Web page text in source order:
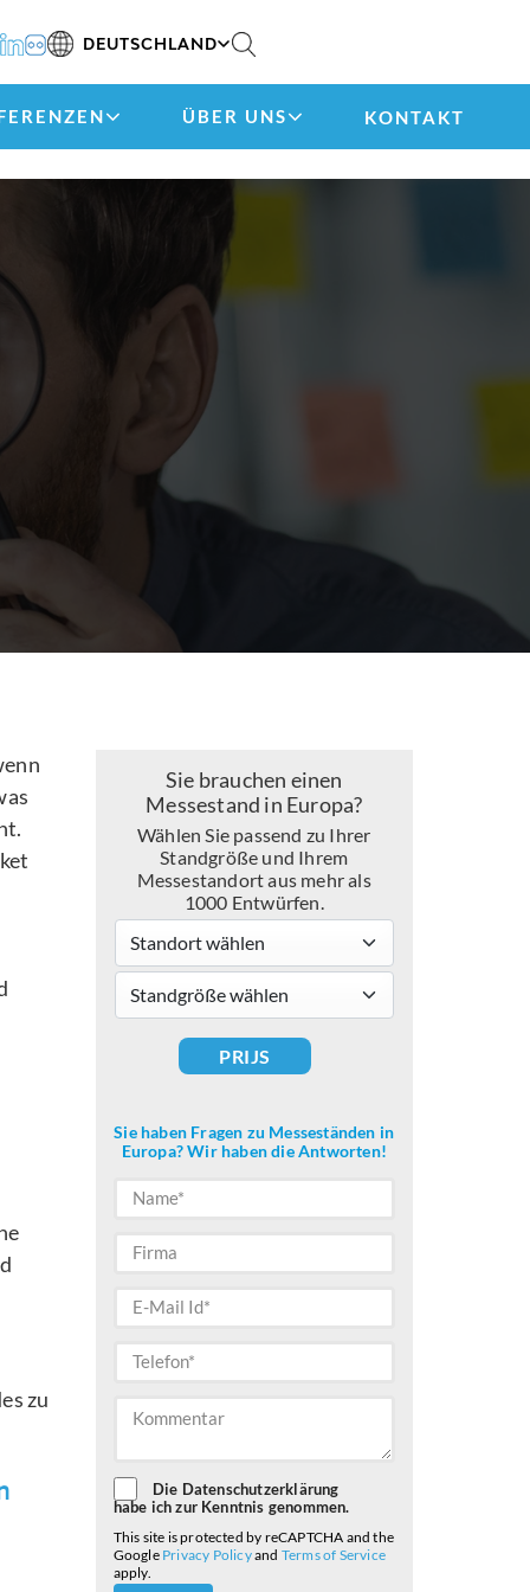
DEUTSCHLAND
ÜBER UNS KONTAKT
zu
Sie brauchen einen
Messestand in Europa?
Wählen Sie passend zu Ihrer
Standgröße und Ihrem
Messestandort aus mehr als
1000 Entwürfen.
PRIJS
Sie haben Fragen zu Messeständen in
Europa? Wir haben die Antworten!
Die Datenschutzerklärung
habe ich zur Kenntnis genommen.
This site is protected by reCAPTCHA and the
Google Privacy Policyand Terms of Service
apply.